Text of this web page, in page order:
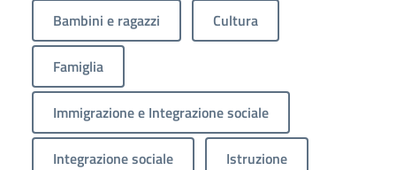
Bambini e ragazzi Cultura
Famiglia
Immigrazione e Integrazione sociale
Integrazione sociale Istruzione